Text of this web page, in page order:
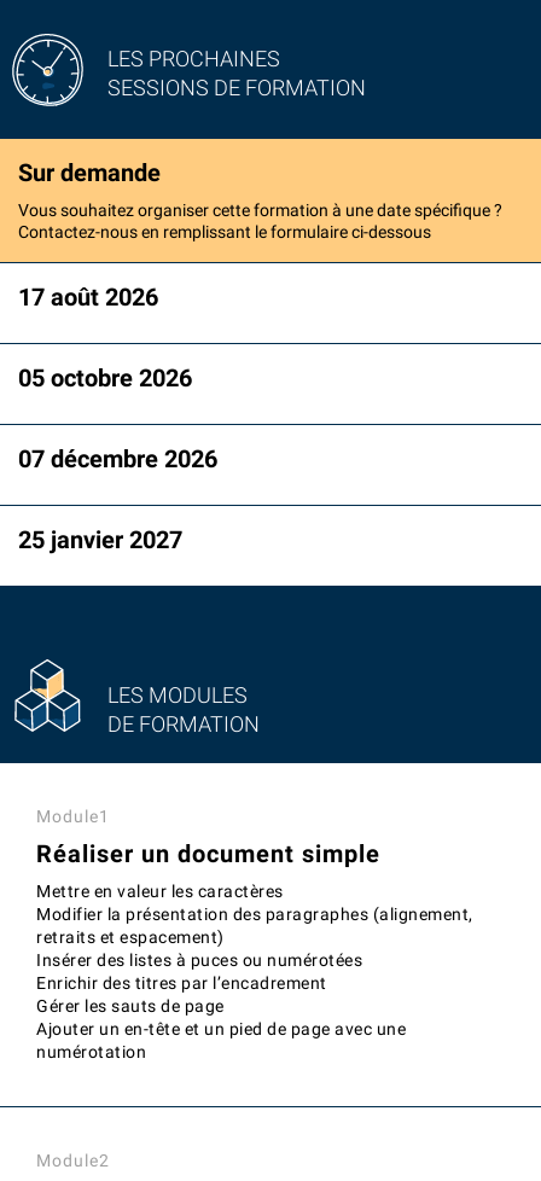
LES MODULES
DE FORMATION
Module1
Réaliser un document simple
Mettre en valeur les caractères
Modifier la présentation des paragraphes (alignement,
retraits et espacement)
Insérer des listes à puces ou numérotées
Enrichir des titres par l’encadrement
Gérer les sauts de page
Ajouter un en-tête et un pied de page avec une
numérotation
Module2
LES PROCHAINES
SESSIONS DE FORMATION
Sur demande
Vous souhaitez organiser cette formation à une date spécifique ?
Contactez-nous en remplissant le formulaire ci-dessous
17 août 2026
05 octobre 2026
07 décembre 2026
25 janvier 2027